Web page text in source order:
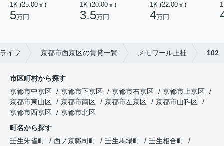
1K (25.00㎡)
5万円
1K (20.00㎡)
3.5万円
1K (22.00㎡)
4万円
イフ 京都市西京区の賃貸一覧 メモワール上桂 102
市区町村から探す
京都市中京区
京都市下京区 京都市右京区
京都市上京区
京都市東山区
京都市南区 京都市左京区
京都市山科区
京都市西京区
京都市北区
町名から探す
壬生朱雀町
西ノ京職司町 壬生馬場町
壬生相合町